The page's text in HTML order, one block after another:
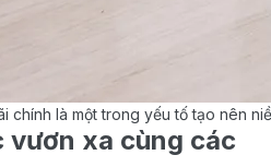
chính là một trong yếu tố tạo nên
vươn xa cùng các